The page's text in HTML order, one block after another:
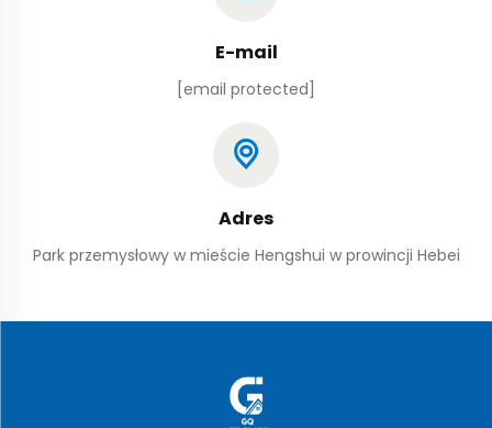
E-mail
[email protected]
Adres
Park przemysłowy w mieście Hengshui w prowincji Hebei